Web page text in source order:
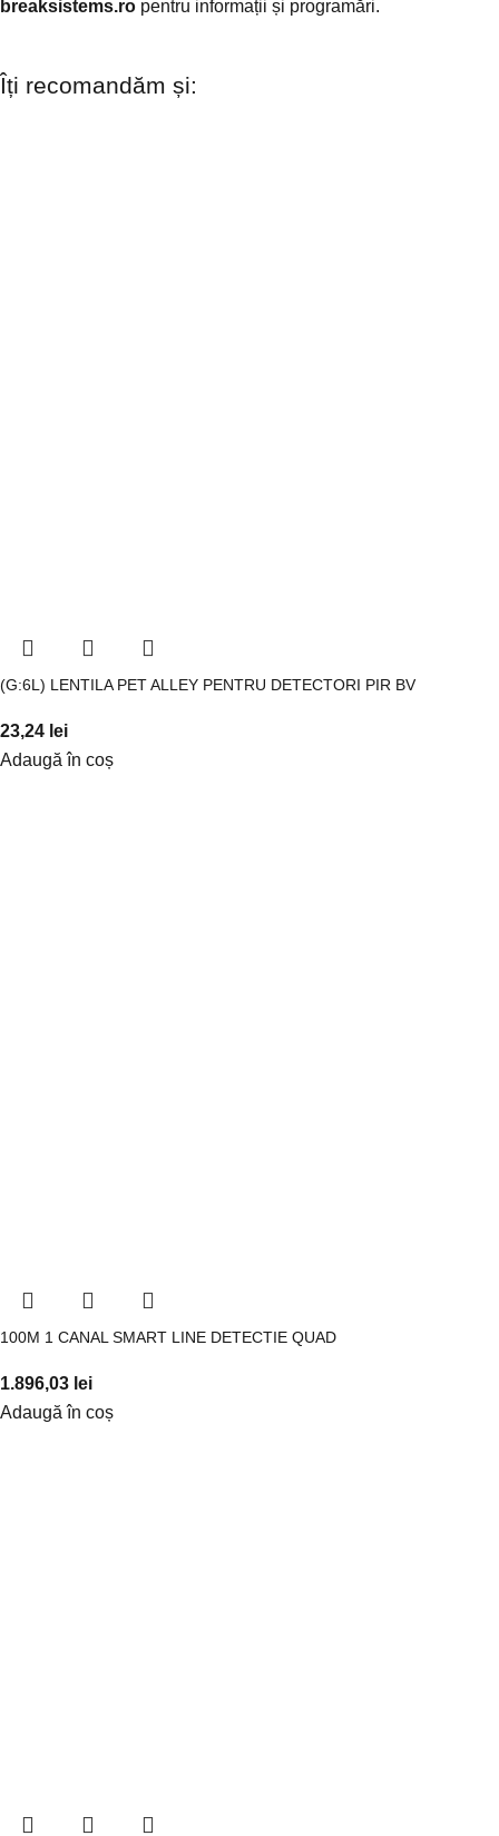
breaksistems.ro pentru informații și programări.
Îți recomandăm și:
(G:6L) LENTILA PET ALLEY PENTRU DETECTORI PIR BV
23,24 lei
Adaugă în coș
100M 1 CANAL SMART LINE DETECTIE QUAD
1.896,03 lei
Adaugă în coș